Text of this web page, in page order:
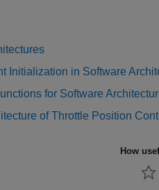
Initialization in Software
for Software
of Throttle Position
How